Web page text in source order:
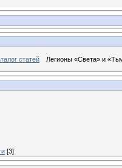
статей Легионы «Света» и
[3]